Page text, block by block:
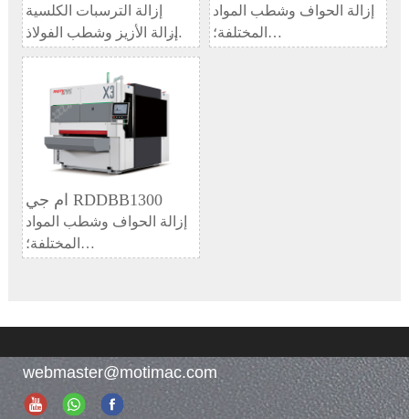
إزالة الترسبات الكلسية
وإزالة الأزيز وشطب الفولاذ
الكربوني؛
إزالة الأشواك والشطب
وسحب الأسلاك من الفولاذ
المقاوم للصدأ والألومنيوم
والنحاس والمعادن غير
الحديدية الأخرى
إزالة الحواف وشطب المواد
المختلفة؛
ام جي RDDBB1300
إزالة الحواف وشطب المواد
المختلفة؛
webmaster@motimac.com